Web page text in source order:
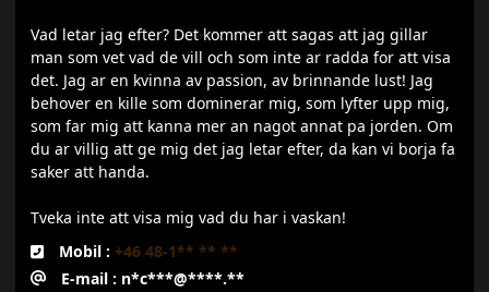
Vad letar jag efter? Det kommer att sagas att jag gillar
man som vet vad de vill och som inte ar radda for att visa
det. Jag ar en kvinna av passion, av brinnande lust! Jag
behover en kille som dominerar mig, som lyfter upp mig,
som far mig att kanna mer an nagot annat pa jorden. Om
du ar villig att ge mig det jag letar efter, da kan vi borja fa
saker att handa.
Tveka inte att visa mig vad du har i vaskan!
Mobil : +46 48-1** ** **
E-mail : n*c***@****.**